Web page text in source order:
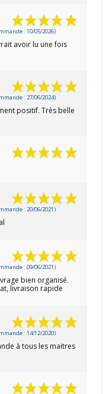
: 10/05/2026)
avoir lu une fois
: 27/06/2024)
positif. Très belle
: 20/06/2021)
: 09/06/2021)
bien organisé.
livraison rapide
: 14/12/2020)
à tous les maitres